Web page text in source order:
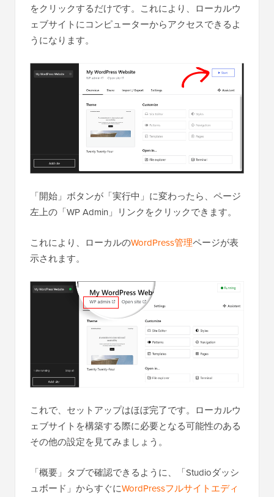
をクリックするだけです。これにより、ローカルウ
ェブサイトにコンピューターからアクセスできるよ
うになります。
「開始」ボタンが「実行中」に変わったら、ページ
左上の「WP Admin」リンクをクリックできます。
これにより、ローカルのWordPress管理ページが表
示されます。
これで、セットアップはほぼ完了です。ローカルウ
ェブサイトを構築する際に必要となる可能性のある
その他の設定を見てみましょう。
「概要」タブで確認できるように、「Studioダッシ
ュボード」からすぐにWordPressフルサイトエディ